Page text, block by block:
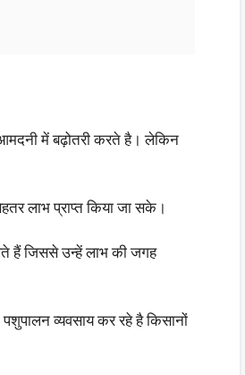
में बढ़ोतरी करते है। लेकिन
लाभ प्राप्त किया जा सके।
हैं जिससे उन्हें लाभ की जगह
व्यवसाय कर रहे है किसानों